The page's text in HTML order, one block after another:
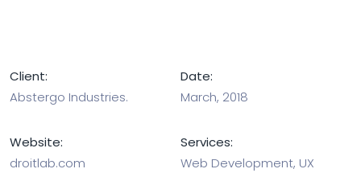
Client:
Abstergo Industries.
Date:
March, 2018
Website:
droitlab.com
Services:
Web Development, UX